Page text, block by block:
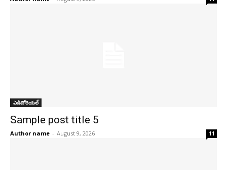
ఎడిటోరియల్
Sample post title 5
Author name - August 9, 2026 11